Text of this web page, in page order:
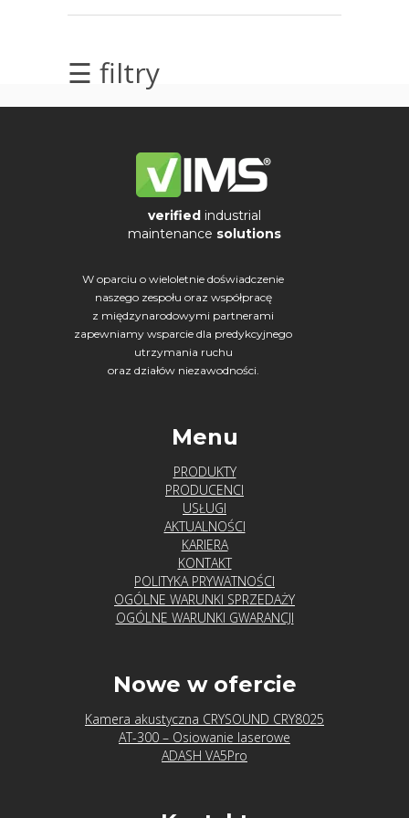
☰ filtry
elektrycznych
Olej/Tribologia
Osiowanie
verified industrial
maintenance solutions
W oparciu o wieloletnie doświadczenie
naszego zespołu oraz współpracę
z międzynarodowymi partnerami
zapewniamy wsparcie dla predykcyjnego
utrzymania ruchu
oraz działów niezawodności.
Menu
PRODUKTY
PRODUCENCI
USŁUGI
AKTUALNOŚCI
KARIERA
KONTAKT
POLITYKA PRYWATNOŚCI
OGÓLNE WARUNKI SPRZEDAŻY
OGÓLNE WARUNKI GWARANCJI
Nowe w ofercie
Kamera akustyczna CRYSOUND CRY8025
AT-300 – Osiowanie laserowe
ADASH VA5Pro